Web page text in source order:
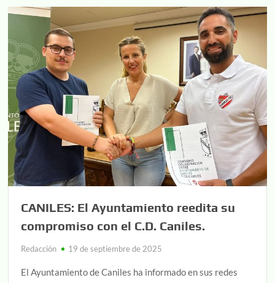
CANILES: El Ayuntamiento reedita su
compromiso con el C.D. Caniles.
Redacción 19 de septiembre de 2025
El Ayuntamiento de Caniles ha informado en sus redes